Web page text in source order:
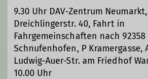
9.30 Uhr DAV-Zentrum Neumarkt,
Dreichlingerstr. 40, Fahrt in
Fahrgemeinschaften nach 92358
Schnufenhofen, P Kramergasse,
Ludwig-Auer-Str. am Friedhof
10.00 Uhr